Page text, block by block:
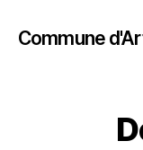
Commune